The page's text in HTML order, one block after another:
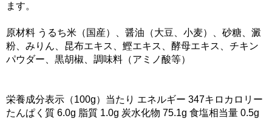
ます。
原材料 うるち米（国産）、醤油（大豆、小麦）、砂糖、澱
粉、みりん、昆布エキス、鰹エキス、酵母エキス、チキン
パウダー、黒胡椒、調味料（アミノ酸等）
栄養成分表示（100g）当たり エネルギー 347キロカロリー
たんぱく質 6.0g 脂質 1.0g 炭水化物 75.1g 食塩相当量 0.5g